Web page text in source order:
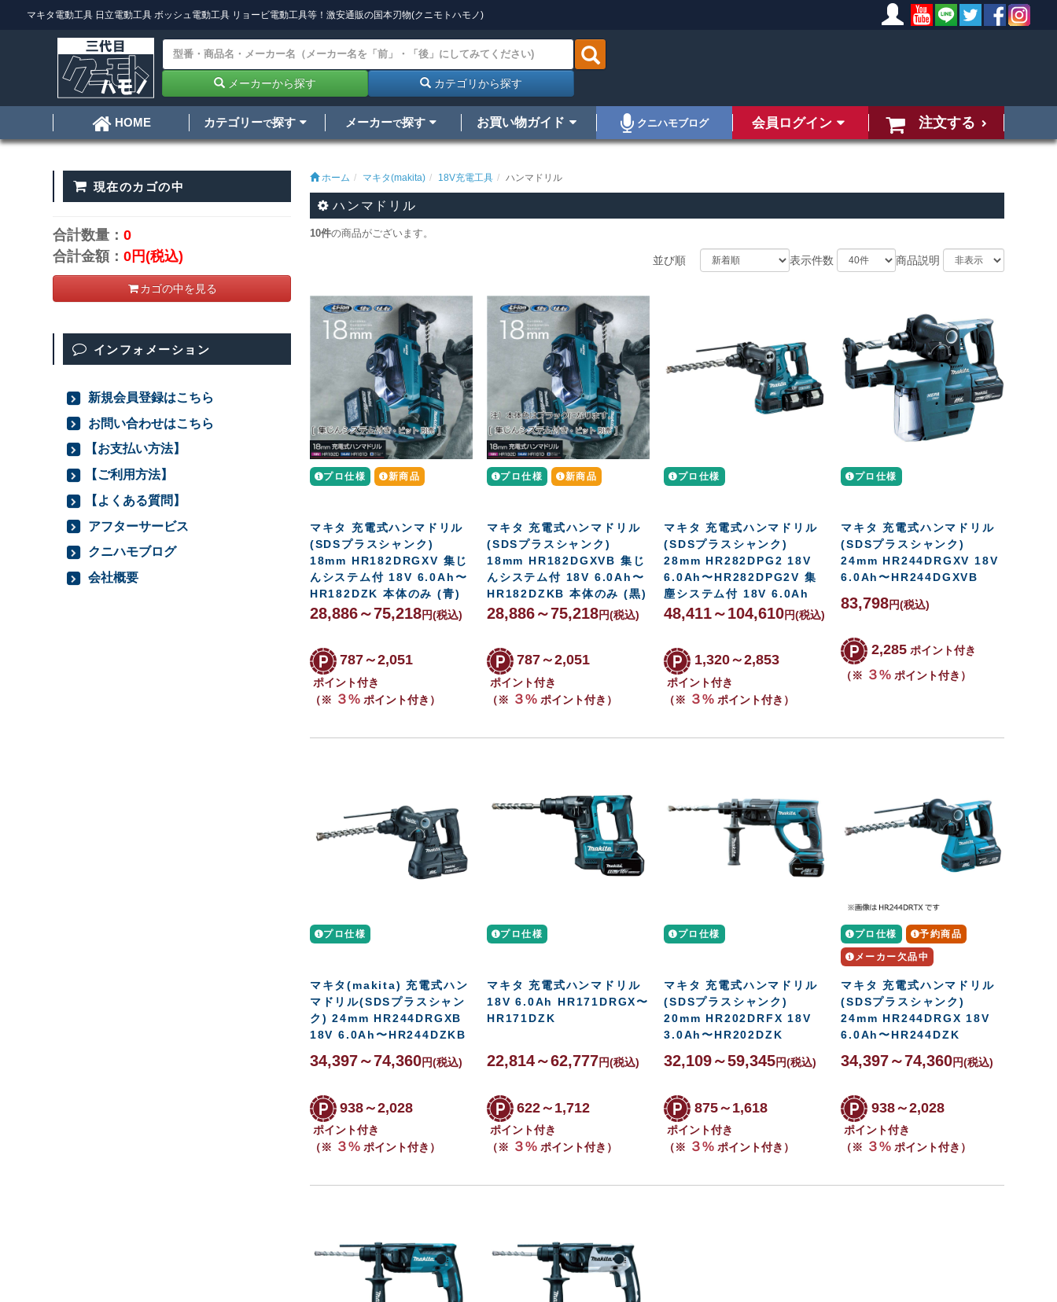
マキタ電動工具 日立電動工具 ボッシュ電動工具 リョービ電動工具等！激安通販の国本刃物(クニモトハモノ)
メーカーから探す カテゴリから探す
HOME カテゴリーで探す メーカーで探す お買い物ガイド クニハモブログ 会員ログイン 注文する
ホーム マキタ(makita) 18V充電工具 ハンマドリル
ハンマドリル
10件の商品がございます。
並び順 表示件数 商品説明
プロ仕様 新商品
マキタ 充電式ハンマドリル
(SDSプラスシャンク)
18mm HR182DRGXV 集じ
んシステム付 18V 6.0Ah〜
HR182DZK 本体のみ (青)
28,886～75,218円(税込)
787～2,051
ポイント付き
（※ ３%ポイント付き）
プロ仕様 新商品
マキタ 充電式ハンマドリル
(SDSプラスシャンク)
18mm HR182DGXVB 集じ
んシステム付 18V 6.0Ah〜
HR182DZKB 本体のみ (黒)
28,886～75,218円(税込)
787～2,051
ポイント付き
（※ ３%ポイント付き）
プロ仕様
マキタ 充電式ハンマドリル
(SDSプラスシャンク)
28mm HR282DPG2 18V
6.0Ah〜HR282DPG2V 集
塵システム付 18V 6.0Ah
48,411～104,610円(税込)
1,320～2,853
ポイント付き
（※ ３% ポイント付き）
プロ仕様
マキタ 充電式ハンマドリル
(SDSプラスシャンク)
24mm HR244DRGXV 18V
6.0Ah〜HR244DGXVB
83,798円(税込)
2,285ポイント付き
（※ ３% ポイント付き）
プロ仕様
マキタ(makita) 充電式ハン
マドリル(SDSプラスシャン
ク) 24mm HR244DRGXB
18V 6.0Ah〜HR244DZKB
34,397～74,360円(税込)
938～2,028
ポイント付き
（※ ３%ポイント付き）
プロ仕様
マキタ 充電式ハンマドリル
18V 6.0Ah HR171DRGX〜
HR171DZK
22,814～62,777円(税込)
622～1,712
ポイント付き
（※ ３%ポイント付き）
プロ仕様
マキタ 充電式ハンマドリル
(SDSプラスシャンク)
20mm HR202DRFX 18V
3.0Ah〜HR202DZK
32,109～59,345円(税込)
875～1,618
ポイント付き
（※ ３% ポイント付き）
プロ仕様 予約商品
メーカー欠品中
マキタ 充電式ハンマドリル
(SDSプラスシャンク)
24mm HR244DRGX 18V
6.0Ah〜HR244DZK
34,397～74,360円(税込)
938～2,028
ポイント付き
（※ ３% ポイント付き）
現在のカゴの中
合計数量：0
合計金額：0円(税込)
カゴの中を見る
インフォメーション
新規会員登録はこちら
お問い合わせはこちら
【お支払い方法】
【ご利用方法】
【よくある質問】
アフターサービス
クニハモブログ
会社概要